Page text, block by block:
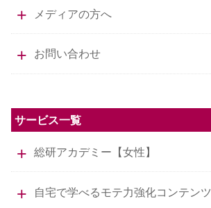
メディアの方へ
お問い合わせ
サービス一覧
総研アカデミー【女性】
自宅で学べるモテ力強化コンテンツ